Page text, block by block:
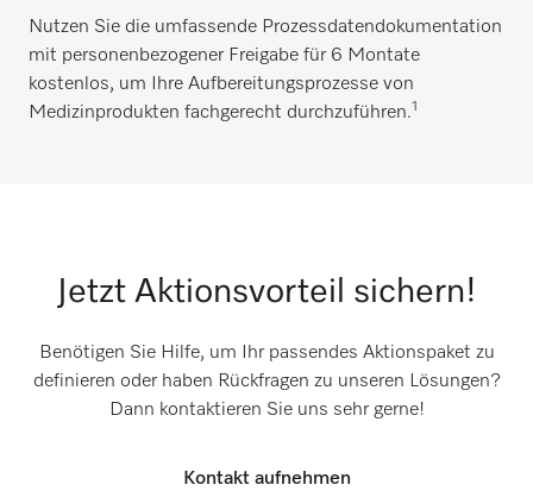
Nutzen Sie die umfassende Prozessdatendokumentation
mit personenbezogener Freigabe für 6 Montate
kostenlos, um Ihre Aufbereitungsprozesse von
Medizinprodukten fachgerecht durchzuführen.1
Jetzt Aktionsvorteil sichern!​
Benötigen Sie Hilfe, um Ihr passendes Aktionspaket zu
definieren oder haben Rückfragen zu unseren Lösungen?
Dann kontaktieren Sie uns sehr gerne!
Kontakt aufnehmen